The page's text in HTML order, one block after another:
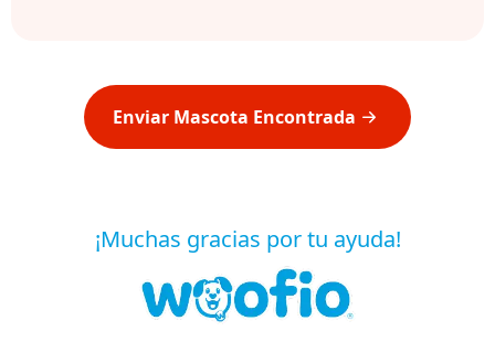
Enviar Mascota Encontrada
¡Muchas gracias por tu ayuda!